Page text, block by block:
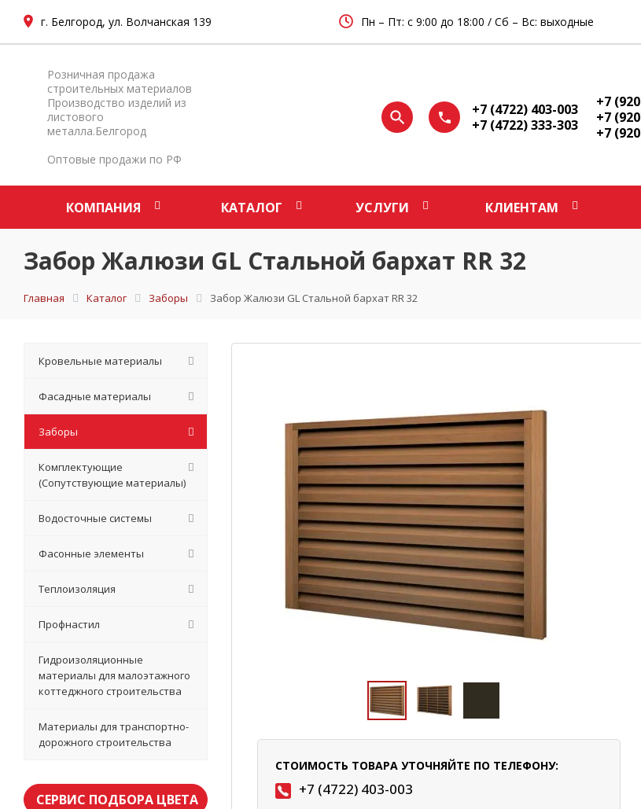
г. Белгород, ул. Волчанская 139 Пн – Пт: с 9:00 до 18:00 / Сб – Вс: выходные
Розничная продажа
строительных материалов
Производство изделий из
листового
металла.Белгород
Оптовые продажи по РФ
+7 (4722) 403-003
+7 (4722) 333-303
+7
+7
+7
КОМПАНИЯ КАТАЛОГ УСЛУГИ КЛИЕНТАМ
Забор Жалюзи GL Стальной бархат RR 32
Главная Каталог Заборы Забор Жалюзи GL Стальной бархат RR 32
СТОИМОСТЬ ТОВАРА УТОЧНЯЙТЕ ПО ТЕЛЕФОНУ:
+7 (4722) 403-003
Кровельные материалы
Фасадные материалы
Заборы
Комплектующие
(Сопутствующие материалы)
Водосточные системы
Фасонные элементы
Теплоизоляция
Профнастил
Гидроизоляционные
материалы для малоэтажного
коттеджного строительства
Материалы для транспортно-
дорожного строительства
СЕРВИС ПОДБОРА ЦВЕТА